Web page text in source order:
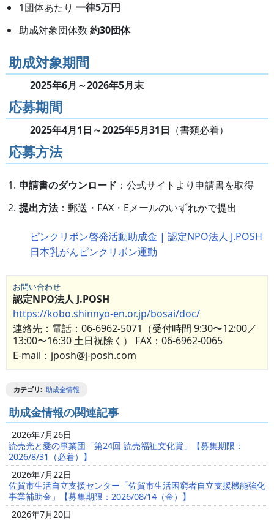
1団体あたり 一律5万円
助成対象団体数 約30団体
助成対象期間
2025年6月～2026年5月末
応募期間
2025年4月1日～2025年5月31日 （書類必着）
応募方法
申請書のダウンロード ：公式サイトより申請書を取得
提出方法：郵送・FAX・Eメールのいずれかで提出
ピンクリボン啓発活動助成金 | 認定NPO法人 J.POSH
日本乳がんピンクリボン運動
お問い合わせ
認定NPO法人 J.POSH
https://kobo.shinnyo-en.or.jp/bosai/doc/
連絡先：電話：06-6962-5071（受付時間 9:30〜12:00／
13:00〜16:30 土日祝除く） FAX：06-6962-0065
E-mail：jposh@j-posh.com
カテゴリ: 助成金情報
助成金情報の関連記事
2026年7月26日
読売光と愛の事業団「第24回 読売福祉文化賞」【募集期限：
2026/8/31（必着）】
2026年7月22日
佐賀市生活自立支援センター「佐賀市生活困窮者自立支援機能強化
事業補助金」【募集期限：2026/08/14（金）】
2026年7月20日